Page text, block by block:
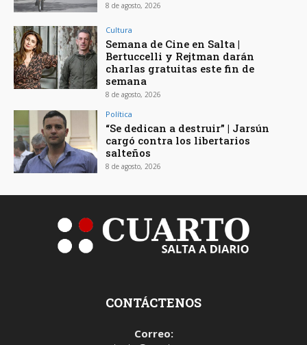
8 de agosto, 2026
Cultura
Semana de Cine en Salta |
Bertuccelli y Rejtman darán
charlas gratuitas este fin de
semana
8 de agosto, 2026
Política
“Se dedican a destruir” | Jarsún
cargó contra los libertarios
salteños
8 de agosto, 2026
CONTÁCTENOS
Correo: